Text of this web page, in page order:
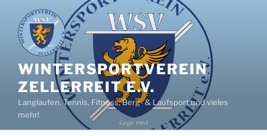
Inhalt
springen
WINTERSPORTVEREIN
ZELLERREIT E.V.
Langlaufen, Tennis, Fitness, Berg- & Laufsport und vieles
mehr!